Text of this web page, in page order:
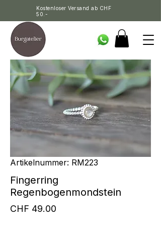
Kostenloser Versand ab CHF
50.-
Artikelnummer: RM223
Fingerring
Regenbogenmondstein
CHF 49.00